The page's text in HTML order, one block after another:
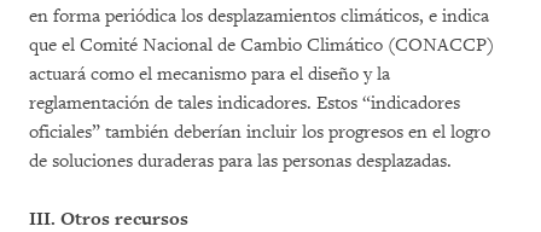
en forma periódica los desplazamientos climáticos, e indica
que el Comité Nacional de Cambio Climático (CONACCP)
actuará como el mecanismo para el diseño y la
reglamentación de tales indicadores. Estos “indicadores
oficiales” también deberían incluir los progresos en el logro
de soluciones duraderas para las personas desplazadas.
III. Otros recursos